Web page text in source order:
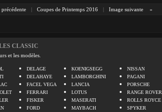
| Coupes de Printemps 2016 | Image suivante »
CLASSIC
et les modèles.
DELAGE
DELAHAYE
FACEL VEGA
FERRARI
FISKER
FORD
KOENIGSEGG
LAMBORGHINI
LANCIA
LOTUS
MASERATI
MAYBACH
NISSAN
PAGANI
PORSCHE
RANGE ROVER
ROLLS ROYCE
SPYKER